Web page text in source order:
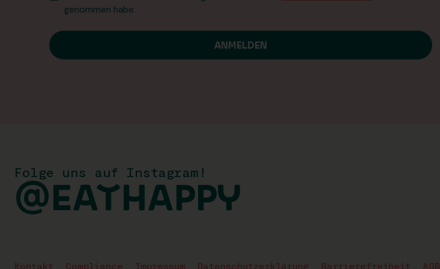
genommen habe.
Folge uns auf Instagram!
@EATHAPPY
Kontakt Compliance Impressum Datenschutzerklärung Barrierefreiheit AGB